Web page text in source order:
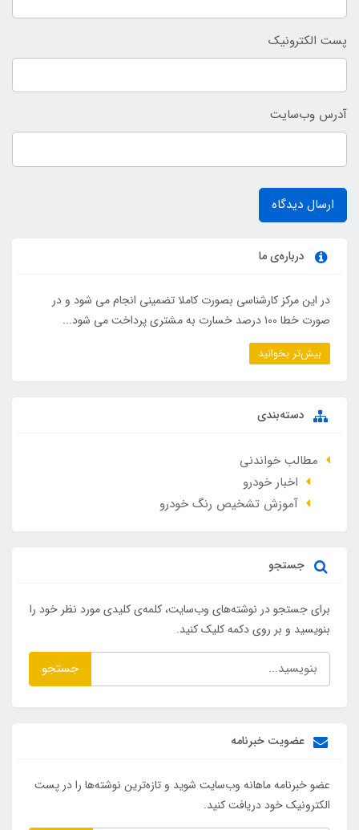
پست الکترونیک
آدرس وب‌سایت
ارسال دیدگاه
درباره‌ی ما
در این مرکز کارشناسی بصورت کاملا تضمینی انجام می شود و در
صورت خطا ۱۰۰ درصد خسارت به مشتری پرداخت می شود...
بیش‌تر بخوانید
دسته‌بندی
مطالب خواندنی
اخبار خودرو
آموزش تشخیص رنگ خودرو
جستجو
برای جستجو در نوشته‌های وب‌سایت، کلمه‌ی کلیدی مورد نظر خود را
بنویسید و بر روی دکمه کلیک کنید.
جستجو
عضویت خبرنامه
عضو خبرنامه ماهانه وب‌سایت شوید و تازه‌ترین نوشته‌ها را در پست
الکترونیک خود دریافت کنید.